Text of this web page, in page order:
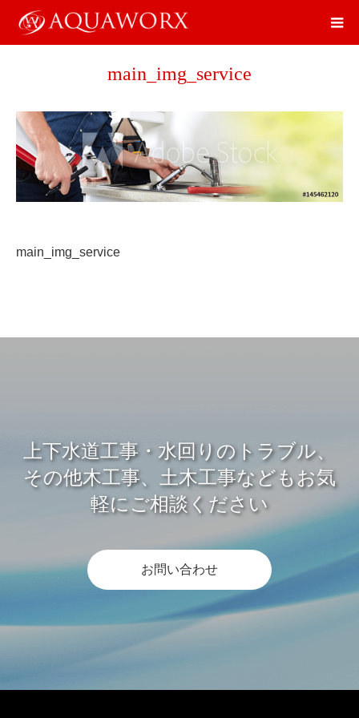
main_img_service
main_img_service
上下水道工事・水回りのトラブル、
その他木工事、土木工事などもお気
軽にご相談ください
お問い合わせ